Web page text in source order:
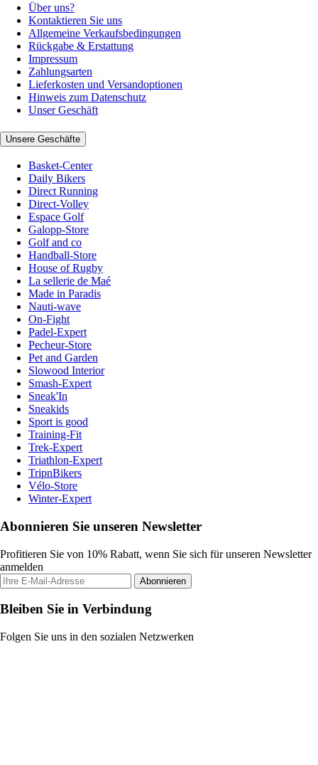
Über uns?
Kontaktieren Sie uns
Allgemeine Verkaufsbedingungen
Rückgabe & Erstattung
Impressum
Zahlungsarten
Lieferkosten und Versandoptionen
Hinweis zum Datenschutz
Unser Geschäft
Unsere Geschäfte
Basket-Center
Daily Bikers
Direct Running
Direct-Volley
Espace Golf
Galopp-Store
Golf and co
Handball-Store
House of Rugby
La sellerie de Maé
Made in Paradis
Nauti-wave
On-Fight
Padel-Expert
Pecheur-Store
Pet and Garden
Slowood Interior
Smash-Expert
Sneak'In
Sneakids
Sport is good
Training-Fit
Trek-Expert
Triathlon-Expert
TripnBikers
Vélo-Store
Winter-Expert
Abonnieren Sie unseren Newsletter
Profitieren Sie von 10% Rabatt, wenn Sie sich für unseren Newsletter
anmelden
Abonnieren
Bleiben Sie in Verbindung
Folgen Sie uns in den sozialen Netzwerken